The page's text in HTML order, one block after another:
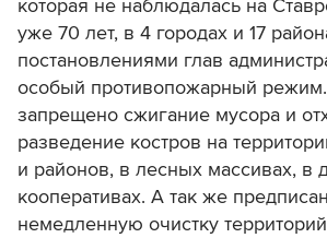
которая не наблюдалась на
уже 70 лет, в 4 городах и 17
постановлениями глав
особый противопожарный
запрещено сжигание мусора и
разведение костров на
и районов, в лесных массивах, в
кооперативах. А так же
немедленную очистку